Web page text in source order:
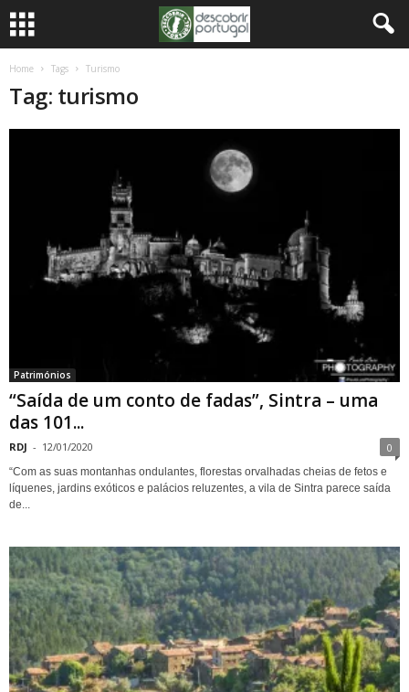
Home Tags Turismo
Tag: turismo
Patrimónios
“Saída de um conto de fadas”, Sintra – uma
das 101...
RDJ - 12/01/2020 0
“Com as suas montanhas ondulantes, florestas orvalhadas cheias de fetos e
líquenes, jardins exóticos e palácios reluzentes, a vila de Sintra parece saída
de...